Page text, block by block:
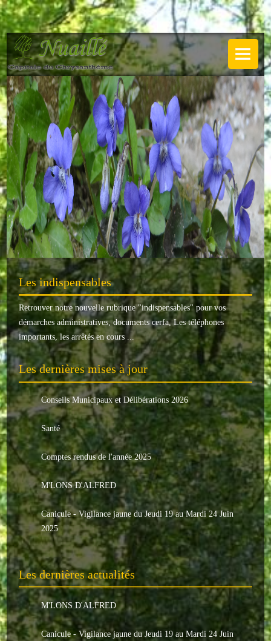
NUAILLÉ
Plan de Nuaillé
Sentiers pédestres
Guide annuel
Histoire
Galerie
LA MAIRIE
Horaires
Agence postale
Le conseil municipal
Les élus
Les commissions
Les comptes rendus
Le personnel communal
L'Echo de Nuaillé
Tarifs et locations
Galeries photos
INDISPENSABLES
Nouveaux arrivants
Le PACS
Voter
Bientôt 16 ans
Vos Papiers
Les indispensables
Retrouver notre nouvelle rubrique "indispensables" pour vos
démarches administratives, documents cerfa, Les téléphones
importants, les arrêtés en cours ...
Les dernières mises à jour
Conseils Municipaux et Délibérations 2026
Santé
Comptes rendus de l'année 2025
M'LONS D'ALFRED
Canicule - Vigilance jaune du Jeudi 19 au Mardi 24 Juin
2025
Les dernières actualités
M'LONS D'ALFRED
Canicule - Vigilance jaune du Jeudi 19 au Mardi 24 Juin